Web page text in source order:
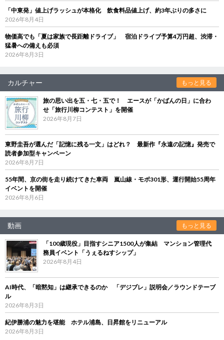
「中東発」値上げラッシュが本格化 飲食料品値上げ、約3年ぶりの多さに
2026年8月4日
物価高でも「夏は家族で長距離ドライブ」 宿泊ドライブ予算4万円超、渋滞・
猛暑への備えも必須
2026年8月3日
カルチャー もっと見る
旅の思い出を五・七・五で！ エースが「かばんの日」に合わ
せ「旅行川柳コンテスト」を開催
2026年8月7日
東野圭吾が選んだ「記憶に残る一文」はどれ？ 最新作『永遠の記憶』発売で
読者参加型キャンペーン
2026年8月7日
55年間、京の街を走り続けてきた車両 嵐山線・モボ301形、運行開始55周年
イベントを開催
2026年8月6日
動画 もっと見る
「100歳現役」目指すシニア1500人が集結 マンション管理代
務員イベント「うぇるねすシップ」
2026年8月4日
AI時代、「暗黙知」は継承できるのか 「デジブレ」説明会／ラウンドテーブ
ル
2026年8月3日
紀伊勝浦の魅力を堪能 ホテル浦島、日昇館をリニューアル
2026年8月3日